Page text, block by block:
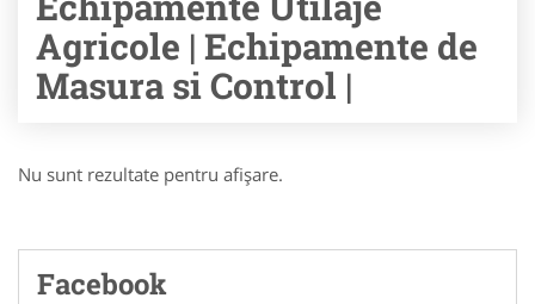
Agricole | Echipamente de
Masura si Control |
Nu sunt rezultate pentru afişare.
Facebook